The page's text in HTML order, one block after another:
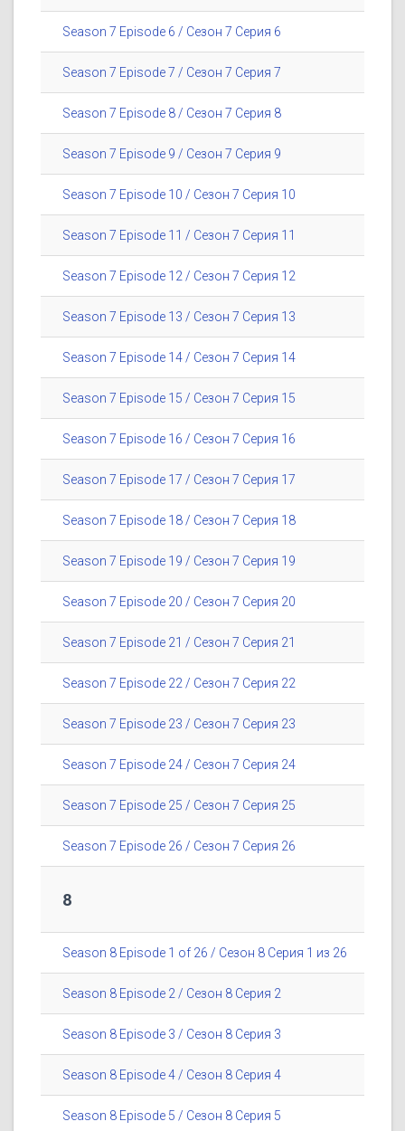
Season 7 Episode 6 / Сезон 7 Серия 6
Season 7 Episode 7 / Сезон 7 Серия 7
Season 7 Episode 8 / Сезон 7 Серия 8
Season 7 Episode 9 / Сезон 7 Серия 9
Season 7 Episode 10 / Сезон 7 Серия 10
Season 7 Episode 11 / Сезон 7 Серия 11
Season 7 Episode 12 / Сезон 7 Серия 12
Season 7 Episode 13 / Сезон 7 Серия 13
Season 7 Episode 14 / Сезон 7 Серия 14
Season 7 Episode 15 / Сезон 7 Серия 15
Season 7 Episode 16 / Сезон 7 Серия 16
Season 7 Episode 17 / Сезон 7 Серия 17
Season 7 Episode 18 / Сезон 7 Серия 18
Season 7 Episode 19 / Сезон 7 Серия 19
Season 7 Episode 20 / Сезон 7 Серия 20
Season 7 Episode 21 / Сезон 7 Серия 21
Season 7 Episode 22 / Сезон 7 Серия 22
Season 7 Episode 23 / Сезон 7 Серия 23
Season 7 Episode 24 / Сезон 7 Серия 24
Season 7 Episode 25 / Сезон 7 Серия 25
Season 7 Episode 26 / Сезон 7 Серия 26
8
Season 8 Episode 1 of 26 / Сезон 8 Серия 1 из 26
Season 8 Episode 2 / Сезон 8 Серия 2
Season 8 Episode 3 / Сезон 8 Серия 3
Season 8 Episode 4 / Сезон 8 Серия 4
Season 8 Episode 5 / Сезон 8 Серия 5